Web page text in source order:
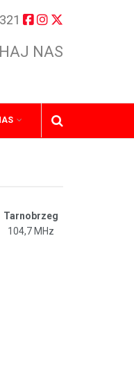
NAS
Tarnobrzeg
104,7 MHz